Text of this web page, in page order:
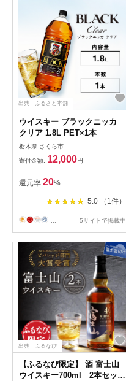
出典：ふるさと本舗
ウイスキー ブラックニッカ
クリア 1.8L PET×1本
栃木県 さくら市
寄付金額: 12,000円
還元率 20%
5.0 （1件）
... 5サイトで掲載中
出典：ふるなび
【ふるなび限定】 酒 富士山
ウイスキー700ml 2本セット